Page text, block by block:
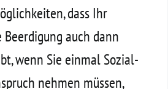
dass Ihr
auch dann
wenn Sie einmal Sozial­
nehmen müssen,